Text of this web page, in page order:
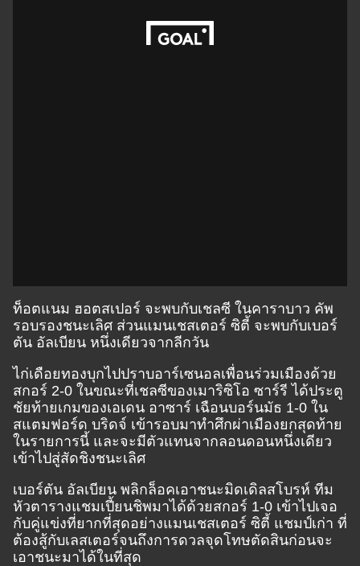
ท็อตแนม ฮอตสเปอร์ จะพบกับเชลซี ในคาราบาว คัพ
รอบรองชนะเลิศ ส่วนแมนเชสเตอร์ ซิตี้ จะพบกับเบอร์
ตัน อัลเบียน หนึ่งเดียวจากลีกวัน
ไก่เดือยทองบุกไปปราบอาร์เซนอลเพื่อนร่วมเมืองด้วย
สกอร์ 2-0 ในขณะที่เชลซีของเมาริซิโอ ซาร์รี ได้ประตู
ชัยท้ายเกมของเอเดน อาซาร์ เฉือนบอร์นมัธ 1-0 ใน
สแตมฟอร์ด บริดจ์ เข้ารอบมาทำศึกผ่าเมืองยกสุดท้าย
ในรายการนี้ และจะมีตัวแทนจากลอนดอนหนึ่งเดียว
เข้าไปสู่สัดชิงชนะเลิศ
เบอร์ตัน อัลเบียน พลิกล็อคเอาชนะมิดเดิลสโบรห์ ทีม
หัวตารางแชมเปี้ยนชิพมาได้ด้วยสกอร์ 1-0 เข้าไปเจอ
กับคู่แข่งที่ยากที่สุดอย่างแมนเชสเตอร์ ซิตี้ แชมป์เก่า ที่
ต้องสู้กับเลสเตอร์จนถึงการดวลจุดโทษตัดสินก่อนจะ
เอาชนะมาได้ในที่สุด